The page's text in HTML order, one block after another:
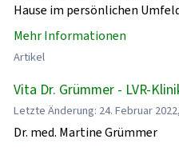
Hause im persönlichen
Mehr Informationen
Artikel
Vita Dr. Grümmer - LVR-
Letzte Änderung: 24. Februar
Dr. med. Martine Grümmer